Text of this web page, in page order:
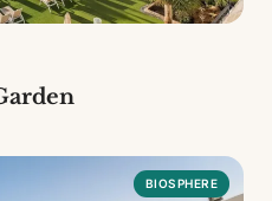
BIOSPHERE